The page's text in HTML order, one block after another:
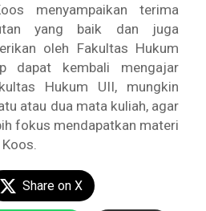
menyampaikan terima
yang baik dan juga
oleh Fakultas Hukum
dapat kembali mengajar
Hukum UII, mungkin
atau dua mata kuliah, agar
fokus mendapatkan materi
Share on X